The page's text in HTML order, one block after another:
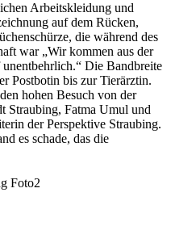
Arbeitskleidung und
auf dem Rücken,
die während des
war „Wir kommen aus der
Die Bandbreite
Postbotin bis zur Tierärztin.
hohen Besuch von der
Straubing, Fatma Umul und
der Perspektive Straubing.
es schade, das die